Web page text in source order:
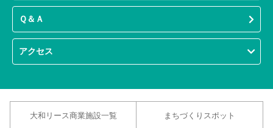
Ｑ＆Ａ
アクセス
大和リース商業施設一覧 まちづくりスポット